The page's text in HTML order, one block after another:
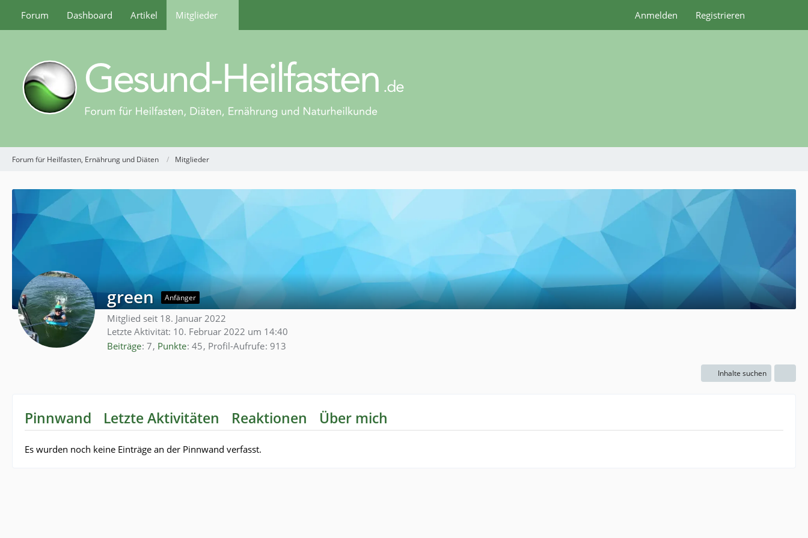
Forum Dashboard Artikel Mitglieder Anmelden Registrieren
Forum für Heilfasten, Ernährung und Diäten Mitglieder
green Anfänger
Mitglied seit 18. Januar 2022
Letzte Aktivität: 10. Februar 2022 um 14:40
Beiträge 7 Punkte 45 Profil-Aufrufe 913
Inhalte suchen
Pinnwand Letzte Aktivitäten Reaktionen Über mich
Es wurden noch keine Einträge an der Pinnwand verfasst.